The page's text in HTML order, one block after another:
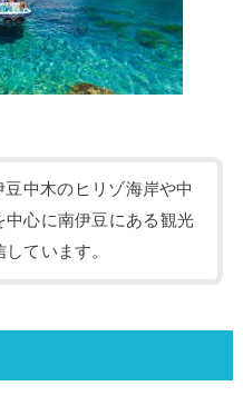
豆中木のヒリゾ海岸や中
中心に南伊豆にある観光
ています。